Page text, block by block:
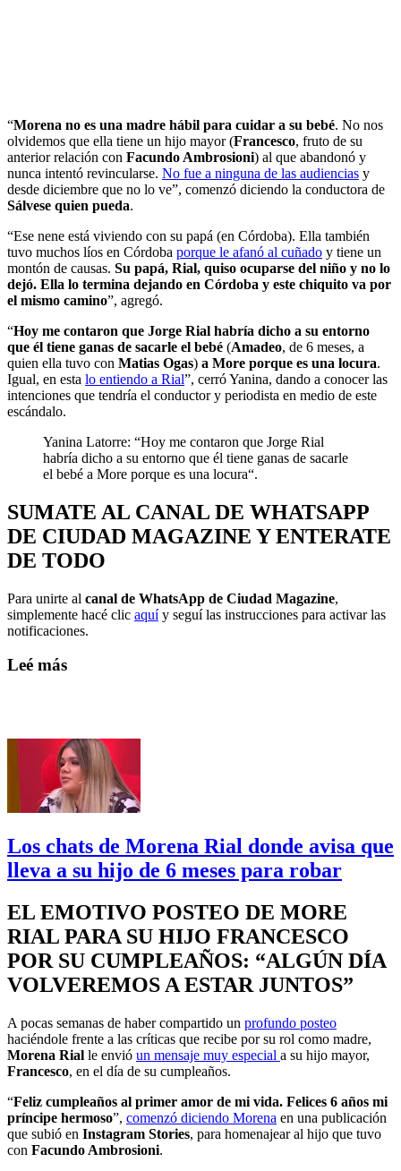
“Morena no es una madre hábil para cuidar a su bebé. No nos
olvidemos que ella tiene un hijo mayor (Francesco, fruto de su
anterior relación con Facundo Ambrosioni) al que abandonó y
nunca intentó revincularse. No fue a ninguna de las audiencias y
desde diciembre que no lo ve”, comenzó diciendo la conductora de
Sálvese quien pueda.
“Ese nene está viviendo con su papá (en Córdoba). Ella también
tuvo muchos líos en Córdoba porque le afanó al cuñado y tiene un
montón de causas. Su papá, Rial, quiso ocuparse del niño y no lo
dejó. Ella lo termina dejando en Córdoba y este chiquito va por
el mismo camino”, agregó.
“Hoy me contaron que Jorge Rial habría dicho a su entorno
que él tiene ganas de sacarle el bebé (Amadeo, de 6 meses, a
quien ella tuvo con Matias Ogas) a More porque es una locura.
Igual, en esta lo entiendo a Rial”, cerró Yanina, dando a conocer las
intenciones que tendría el conductor y periodista en medio de este
escándalo.
Yanina Latorre: “Hoy me contaron que Jorge Rial
habría dicho a su entorno que él tiene ganas de sacarle
el bebé a More porque es una locura“.
SUMATE AL CANAL DE WHATSAPP
DE CIUDAD MAGAZINE Y ENTERATE
DE TODO
Para unirte al canal de WhatsApp de Ciudad Magazine,
simplemente hacé clic aquíy seguí las instrucciones para activar las
notificaciones.
Leé más
Los chats de Morena Rial donde avisa que
lleva a su hijo de 6 meses para robar
EL EMOTIVO POSTEO DE MORE
RIAL PARA SU HIJO FRANCESCO
POR SU CUMPLEAÑOS: “ALGÚN DÍA
VOLVEREMOS A ESTAR JUNTOS”
A pocas semanas de haber compartido un profundo posteo
haciéndole frente a las críticas que recibe por su rol como madre,
Morena Rial le envió un mensaje muy especial a su hijo mayor,
Francesco, en el día de su cumpleaños.
“Feliz cumpleaños al primer amor de mi vida. Felices 6 años mi
príncipe hermoso”, comenzó diciendo Morena en una publicación
que subió en Instagram Stories, para homenajear al hijo que tuvo
con Facundo Ambrosioni.